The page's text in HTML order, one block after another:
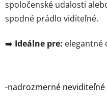
spoločenské udalosti
spodné prádlo viditeľné.
➡️ Ideálne pre: elegantné
-nadrozmerné neviditeľné